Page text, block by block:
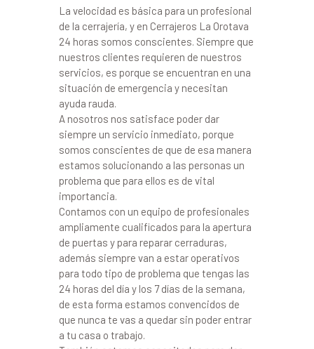
La velocidad es básica para un profesional
de la cerrajería, y en Cerrajeros La Orotava
24 horas somos conscientes. Siempre que
nuestros clientes requieren de nuestros
servicios, es porque se encuentran en una
situación de emergencia y necesitan
ayuda rauda.
A nosotros nos satisface poder dar
siempre un servicio inmediato, porque
somos conscientes de que de esa manera
estamos solucionando a las personas un
problema que para ellos es de vital
importancia.
Contamos con un equipo de profesionales
ampliamente cualificados para la apertura
de puertas y para reparar cerraduras,
además siempre van a estar operativos
para todo tipo de problema que tengas las
24 horas del día y los 7 días de la semana,
de esta forma estamos convencidos de
que nunca te vas a quedar sin poder entrar
a tu casa o trabajo.